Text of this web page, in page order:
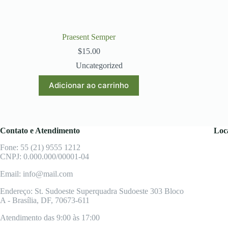
Praesent Semper
$15.00
Uncategorized
Adicionar ao carrinho
Contato e Atendimento
Fone: 55 (21) 9555 1212
CNPJ: 0.000.000/00001-04
Email: info@mail.com
Endereço: St. Sudoeste Superquadra Sudoeste 303 Bloco
A - Brasília, DF, 70673-611
Atendimento das 9:00 às 17:00